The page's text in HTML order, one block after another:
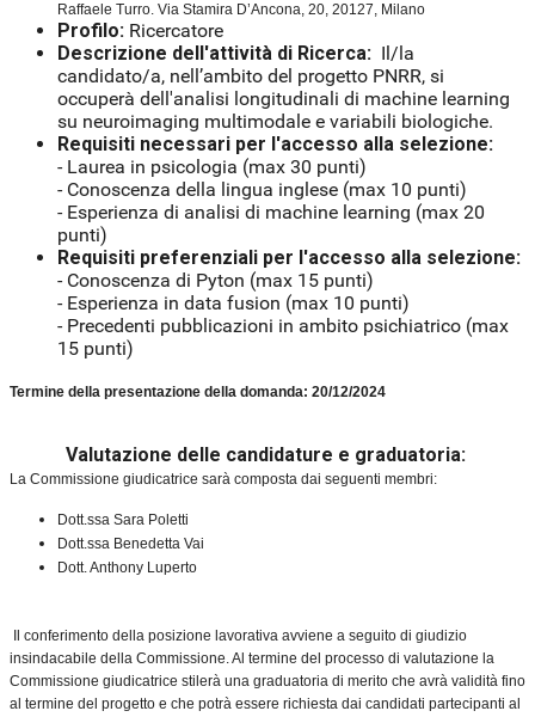
Raffaele Turro. Via Stamira D’Ancona, 20, 20127, Milano
Profilo: Ricercatore
Descrizione dell'attività di Ricerca: Il/la
candidato/a, nell’ambito del progetto PNRR, si
occuperà dell'analisi longitudinali di machine learning
su neuroimaging multimodale e variabili biologiche.
Requisiti necessari per l'accesso alla selezione:
- Laurea in psicologia (max 30 punti)
- Conoscenza della lingua inglese (max 10 punti)
- Esperienza di analisi di machine learning (max 20
punti)
Requisiti preferenziali per l'accesso alla selezione:
- Conoscenza di Pyton (max 15 punti)
- Esperienza in data fusion (max 10 punti)
- Precedenti pubblicazioni in ambito psichiatrico (max
15 punti)
Termine della presentazione della domanda: 20/12/2024
Valutazione delle candidature e graduatoria:
La Commissione giudicatrice sarà composta dai seguenti membri:
Dott.ssa Sara Poletti
Dott.ssa Benedetta Vai
Dott. Anthony Luperto
Il conferimento della posizione lavorativa avviene a seguito di giudizio
insindacabile della Commissione. Al termine del processo di valutazione la
Commissione giudicatrice stilerà una graduatoria di merito che avrà validità fino
al termine del progetto e che potrà essere richiesta dai candidati partecipanti al